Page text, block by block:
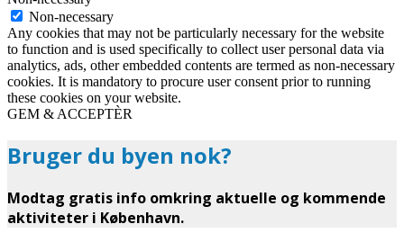
Non-necessary
Any cookies that may not be particularly necessary for the website
to function and is used specifically to collect user personal data via
analytics, ads, other embedded contents are termed as non-necessary
cookies. It is mandatory to procure user consent prior to running
these cookies on your website.
GEM & ACCEPTÈR
Bruger du byen nok?
Modtag gratis info omkring aktuelle og kommende
aktiviteter i København.